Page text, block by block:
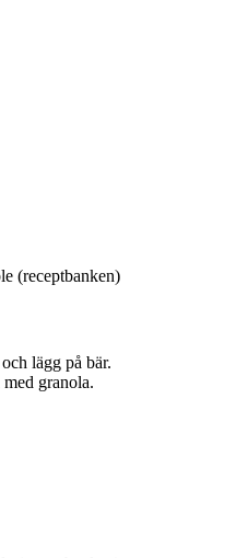
(receptbanken)
lägg på bär.
granola.